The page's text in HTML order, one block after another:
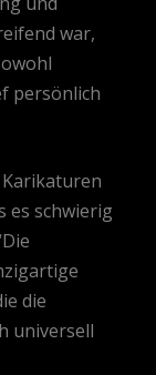
war,
persönlich
Karikaturen
es schwierig
die
universell